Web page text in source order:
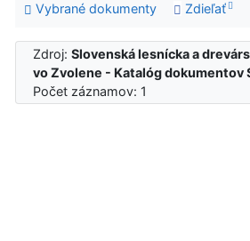
Vybrané dokumenty
Zdieľať
Zdroj:Slovenská lesnícka a
vo Zvolene - Katalóg dokumentov
Počet záznamov: 1